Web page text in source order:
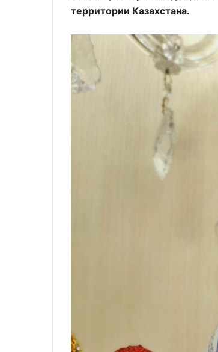
территории Казахстана.